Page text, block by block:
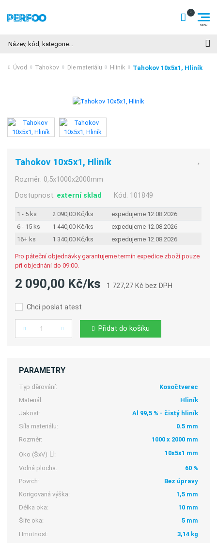
Úvod Tahokov Dle materiálu Hliník Tahokov 10x5x1, Hliník
Tahokov 10x5x1, Hliník
Rozměr: 0,5x1000x2000mm
Dostupnost: externí sklad Kód: 101849
1 - 5 ks 2 090,00 Kč/ks
expedujeme 12.08.2026
6 - 15 ks
1 440,00 Kč/ks
expedujeme 12.08.2026
16+ ks
1 340,00 Kč/ks expedujeme 12.08.2026
Pro páteční objednávky garantujeme termín expedice zboží pouze
při objednání do 09:00.
2 090,00 Kč/ks 1 727,27 Kč bez DPH
Chci poslat atest
Počet Přidat do košíku
PARAMETRY
Typ děrování:
Kosočtverec
Materiál:
Hliník
Jakost:
Al 99,5 % - čistý hliník
Síla materiálu:
0.5 mm
Rozměr:
1000 x 2000 mm
Oko (ŠxV) : 10x5x1 mm
Volná plocha:
60 %
Povrch:
Bez úpravy
Korigovaná výška:
1,5 mm
Délka oka:
10 mm
Šíře oka:
5 mm
Hmotnost:
3,14 kg